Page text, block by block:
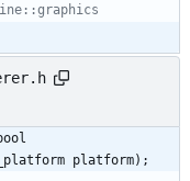
platform);